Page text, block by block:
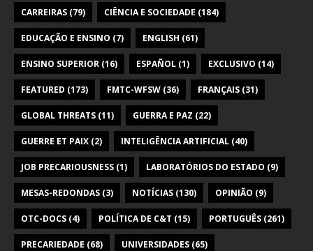
CARREIRAS (79) CIÊNCIA E SOCIEDADE (184)
EDUCAÇÃO E ENSINO (7) ENGLISH (61)
ENSINO SUPERIOR (16) ESPAÑOL (1) EXCLUSIVO (14)
FEATURED (173) FMTC-WFSW (36) FRANÇAIS (31)
GLOBAL THREATS (11) GUERRA E PAZ (22)
GUERRE ET PAIX (2) INTELIGÊNCIA ARTIFICIAL (40)
JOB PRECARIOUSNESS (1) LABORATÓRIOS DO ESTADO (9)
MESAS-REDONDAS (3) NOTÍCIAS (130) OPINIÃO (9)
OTC-DOCS (4) POLÍTICA DE C&T (15) PORTUGUÊS (261)
PRECARIEDADE (68) UNIVERSIDADES (65)